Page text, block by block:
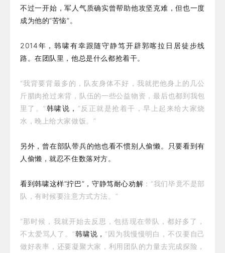
不过一开始，军人气质确实曾帮助他攻坚克难，但也一度
成为他的“苦恼”。
2014年，韩啸有幸跟随守静笃开辟郭喀拉日居徒步线
路。在团队里，他总是什么都抢着干。
“我背要背最多的，队友身体不好，我就把他身上的几公
斤腊肉抢过来背，队伍的一些公益物资，最后也都到我包
里了。”韩啸说， “反正就是抢着干，早上起来给大家烧
水，晚上给大家做饭。”
另外，曾在部队带兵的他也看不惯别人偷懒。只要看到有
人偷懒，就忍不住数落对方。
看到韩啸这样“拧巴”，守静笃耐心劝解 ：”我们毕竟不是部
队，有时候要注意方式方法。”
“那时候，我就开始去反思，包括现在带队，都好多了，
不太爱骂人了。”韩啸说，“因为我慢慢明白，不仅要自己
做好表率，还要凝聚大家，利用团队的力量去完成探险，